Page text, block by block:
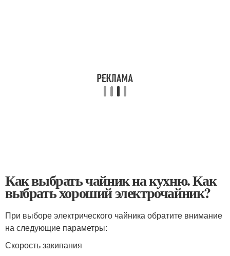
Как выбрать чайник на кухню. Как
выбрать хороший электрочайник?
При выборе электрического чайника обратите внимание
на следующие параметры:
Скорость закипания